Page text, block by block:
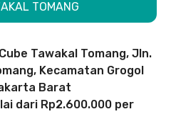
TOMANG
Tawakal Tomang, Jln.
Kecamatan Grogol
Barat
dari Rp2.600.000 per